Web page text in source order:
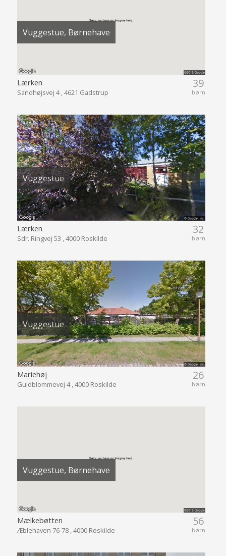
Vuggestue, Børnehave
39
børn
Lærken
Sandhøjsvej 4 , 4621 Gadstrup
Vuggestue
32
børn
Lærken
Sdr. Ringvej 53 , 4000 Roskilde
Vuggestue
26
børn
Mariehøj
Guldblommevej 4 , 4000 Roskilde
Vuggestue, Børnehave
56
børn
Mælkebøtten
Æblehaven 76-78 , 4000 Roskilde